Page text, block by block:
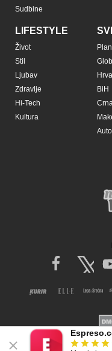
Sudbine
LIFESTYLE
Život
Stil
Ljubav
Zdravlje
Hi-Tech
Kultura
BiH
Auto
Copyright ©